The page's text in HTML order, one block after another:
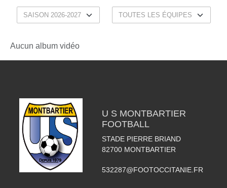
Aucun album vidéo
U S MONTBARTIER
FOOTBALL
STADE PIERRE BRIAND
82700 MONTBARTIER
532287@FOOTOCCITANIE.FR